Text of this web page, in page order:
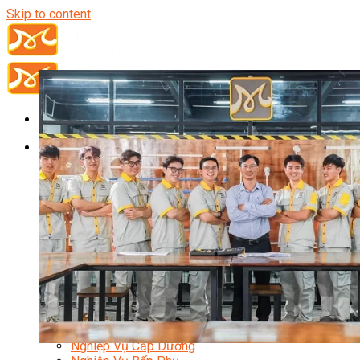
Skip to content
Đầu Bếp
Bếp Trưởng Điều Hành
Nghiệp Vụ Bếp Trưởng
Nghiệp Vụ Bếp Quốc Tế
Nghiệp Vụ Bếp Trưởng Bếp Việt
Nghiệp Vụ Bếp Trưởng Bếp Âu
Nghiệp Vụ Bếp Trưởng Bếp Á
Nghiệp Vụ Bếp Trưởng Bếp Nhật
Nghiệp Vụ Bếp Trưởng Bếp Hoa
Nghiệp Vụ Bếp Hàn
Nghiệp Vụ Bếp Thái
Nghiệp Vụ Bếp Chay
Nghiệp Vụ Quản Lý Bếp
Nghiệp Vụ Cấp Dưỡng